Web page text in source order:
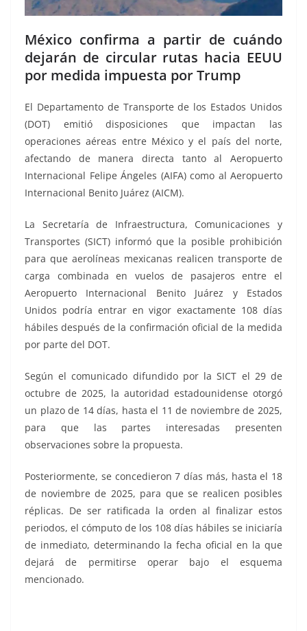
México confirma a partir de cuándo
dejarán de circular rutas hacia EEUU
por medida impuesta por Trump
El Departamento de Transporte de los Estados Unidos
(DOT) emitió disposiciones que impactan las
operaciones aéreas entre México y el país del norte,
afectando de manera directa tanto al Aeropuerto
Internacional Felipe Ángeles (AIFA) como al Aeropuerto
Internacional Benito Juárez (AICM).
La Secretaría de Infraestructura, Comunicaciones y
Transportes (SICT) informó que la posible prohibición
para que aerolíneas mexicanas realicen transporte de
carga combinada en vuelos de pasajeros entre el
Aeropuerto Internacional Benito Juárez y Estados
Unidos podría entrar en vigor exactamente 108 días
hábiles después de la confirmación oficial de la medida
por parte del DOT.
Según el comunicado difundido por la SICT el 29 de
octubre de 2025, la autoridad estadounidense otorgó
un plazo de 14 días, hasta el 11 de noviembre de 2025,
para que las partes interesadas presenten
observaciones sobre la propuesta.
Posteriormente, se concedieron 7 días más, hasta el 18
de noviembre de 2025, para que se realicen posibles
réplicas. De ser ratificada la orden al finalizar estos
periodos, el cómputo de los 108 días hábiles se iniciaría
de inmediato, determinando la fecha oficial en la que
dejará de permitirse operar bajo el esquema
mencionado.